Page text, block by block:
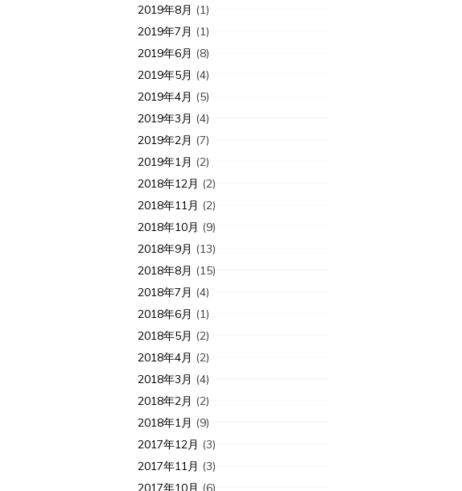
2019年8月 (1)
2019年7月 (1)
2019年6月 (8)
2019年5月 (4)
2019年4月 (5)
2019年3月 (4)
2019年2月 (7)
2019年1月 (2)
2018年12月 (2)
2018年11月 (2)
2018年10月 (9)
2018年9月 (13)
2018年8月 (15)
2018年7月 (4)
2018年6月 (1)
2018年5月 (2)
2018年4月 (2)
2018年3月 (4)
2018年2月 (2)
2018年1月 (9)
2017年12月 (3)
2017年11月 (3)